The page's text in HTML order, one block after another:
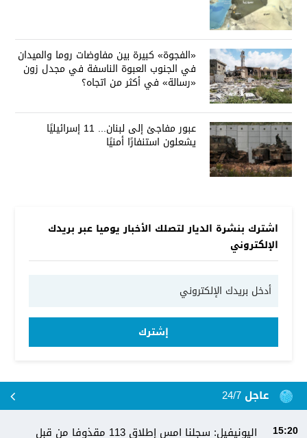
«الفجوة» كبيرة بين مفاوضات روما والميدان
في الجنوب العبوة الناسفة في مجدل زون
«رسالة» في أكثر من اتجاه؟
عبور مفاجئ إلى لبنان... 11 إسرائيليًا
يشعلون استنفارًا أمنيًا
اشترك بنشرة الديار لتصلك الأخبار يوميا عبر بريدك
الإلكتروني
إشترك
عاجل 24/7
15:20
اليونيفيل: سجلنا امس إطلاق 113 مقذوفا من قبل